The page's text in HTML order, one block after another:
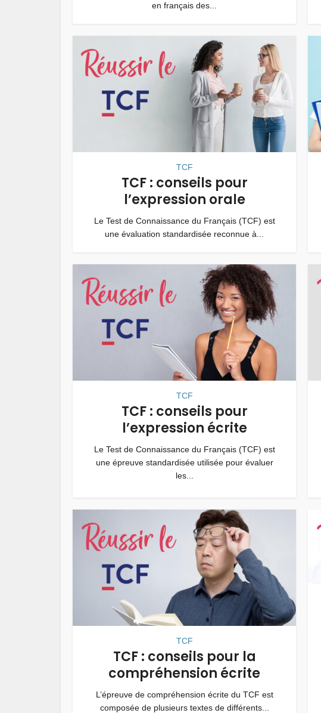
en français des...
TCF
TCF : conseils pour
l’expression orale
Le Test de Connaissance du Français (TCF) est
une évaluation standardisée reconnue à...
TCF
TCF : conseils pour
l’expression écrite
Le Test de Connaissance du Français (TCF) est
une épreuve standardisée utilisée pour évaluer
les...
TCF
TCF : conseils pour la
compréhension écrite
L’épreuve de compréhension écrite du TCF est
composée de plusieurs textes de différents...